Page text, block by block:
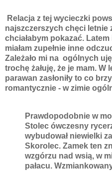
Relacja z tej wycieczki
najszczerszych chęci letnie
chciałabym pokazać.
miałam zupełnie inne
Zależało mi na ogólnych
trochę żałuję, że je mam.
parawan zasłoniły to co
romantycznie - w zimie
Prawdopodobnie w
Stolec ówczesny
wybudował niewielki
Skorolec. Zamek ten
wzgórzu nad wsią, w
pałacu.